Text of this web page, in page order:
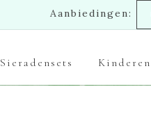
Aanbiedingen:
Sieradensets Kinderen